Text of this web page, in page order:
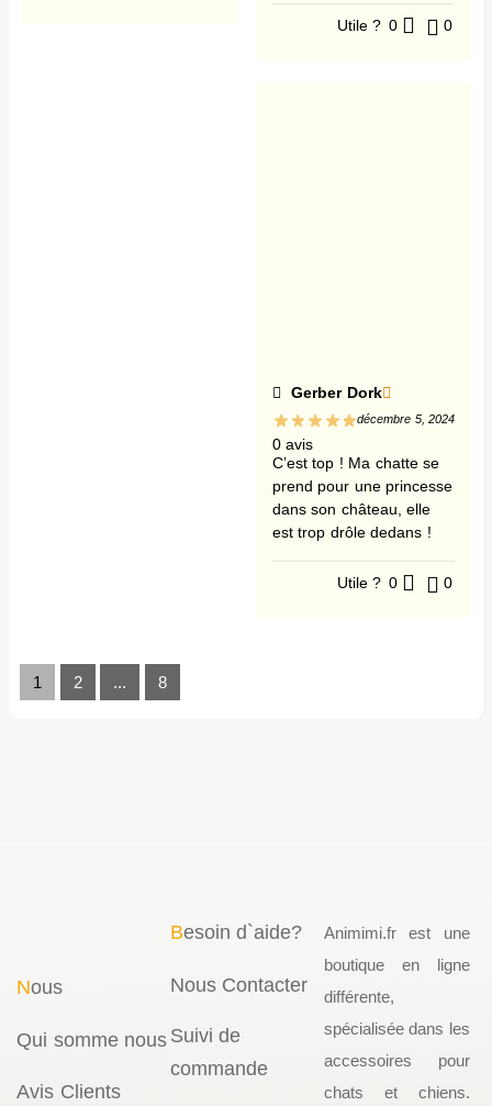
Utile ? 0 0
Gerber Dork
0 avis
décembre 5, 2024
C’est top ! Ma chatte se
prend pour une princesse
dans son château, elle
est trop drôle dedans !
Utile ? 0 0
1 2 ... 8
Nous
Qui somme nous
Avis Clients
Besoin d`aide?
Nous Contacter
Suivi de
commande
Animimi.fr est une
boutique en ligne
différente,
spécialisée dans les
accessoires pour
chats et chiens.